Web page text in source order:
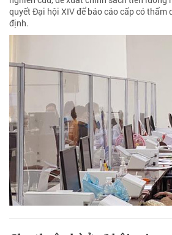
quyết Đại hội XIV để báo cáo cấp có thẩm
định.